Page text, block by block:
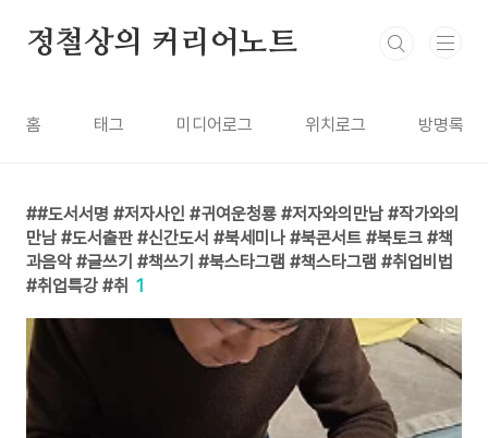
정철상의 커리어노트
홈 태그 미디어로그 위치로그 방명록
#도서서명 #저자사인 #귀여운청룡 #저자와의만남 #작가와의
만남 #도서출판 #신간도서 #북세미나 #북콘서트 #북토크 #책
과음악 #글쓰기 #책쓰기 #북스타그램 #책스타그램 #취업비법
#취업특강 #취 1